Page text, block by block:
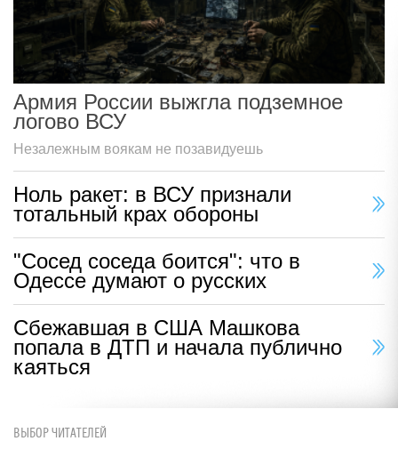
Армия России выжгла подземное
логово ВСУ
Незалежным воякам не позавидуешь
Ноль ракет: в ВСУ признали
тотальный крах обороны
"Сосед соседа боится": что в
Одессе думают о русских
Сбежавшая в США Машкова
попала в ДТП и начала публично
каяться
ВЫБОР ЧИТАТЕЛЕЙ